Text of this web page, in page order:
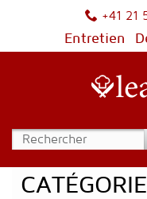
+41 21
Entretien